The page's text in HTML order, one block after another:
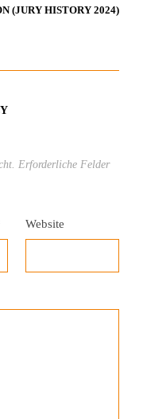
(JURY HISTORY 2024)
Erforderliche Felder
Website